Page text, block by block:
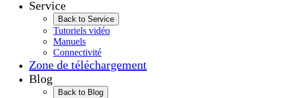
Service
Back to Service
Tutoriels vidéo
Manuels
Connectivité
Zone de téléchargement
Blog
Back to Blog